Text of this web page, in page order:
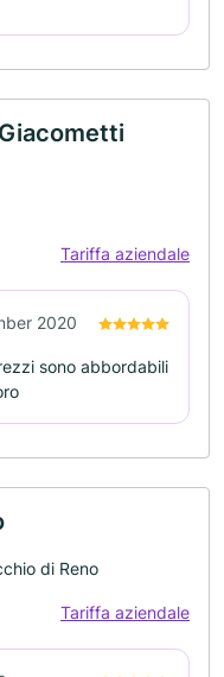
Tariffa aziendale
2020
sono abbordabili
di Reno
Tariffa aziendale